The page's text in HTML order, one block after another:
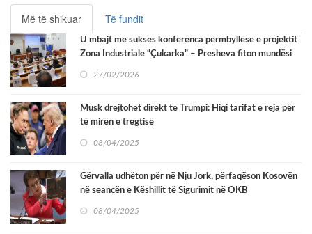
Më të shikuar Të fundit
U mbajt me sukses konferenca përmbyllëse e projektit
Zona Industriale “Çukarka” – Presheva fiton mundësi
27/02/2026
Musk drejtohet direkt te Trumpi: Hiqi tarifat e reja për
të mirën e tregtisë
08/04/2025
Gërvalla udhëton për në Nju Jork, përfaqëson Kosovën
në seancën e Këshillit të Sigurimit në OKB
08/04/2025